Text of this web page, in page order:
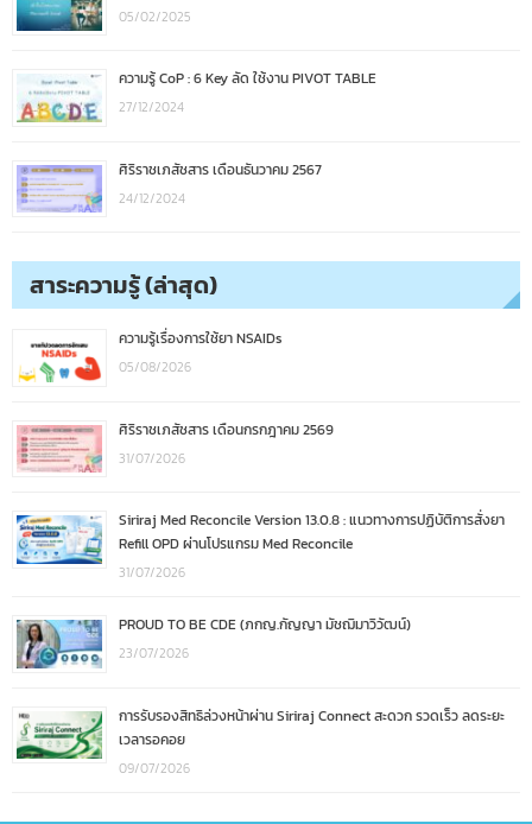
05/02/2025
ความรู้ CoP : 6 Key ลัด ใช้งาน PIVOT TABLE
27/12/2024
ศิริราชเภสัชสาร เดือนธันวาคม 2567
24/12/2024
สาระความรู้ (ล่าสุด)
ความรู้เรื่องการใช้ยา NSAIDs
05/08/2026
ศิริราชเภสัชสาร เดือนกรกฎาคม 2569
31/07/2026
Siriraj Med Reconcile Version 13.0.8 : แนวทางการปฏิบัติการสั่งยา
Refill OPD ผ่านโปรแกรม Med Reconcile
31/07/2026
PROUD TO BE CDE (ภกญ.กัญญา มัชฌิมาวิวัฒน์)
23/07/2026
การรับรองสิทธิล่วงหน้าผ่าน Siriraj Connect สะดวก รวดเร็ว ลดระยะ
เวลารอคอย
09/07/2026